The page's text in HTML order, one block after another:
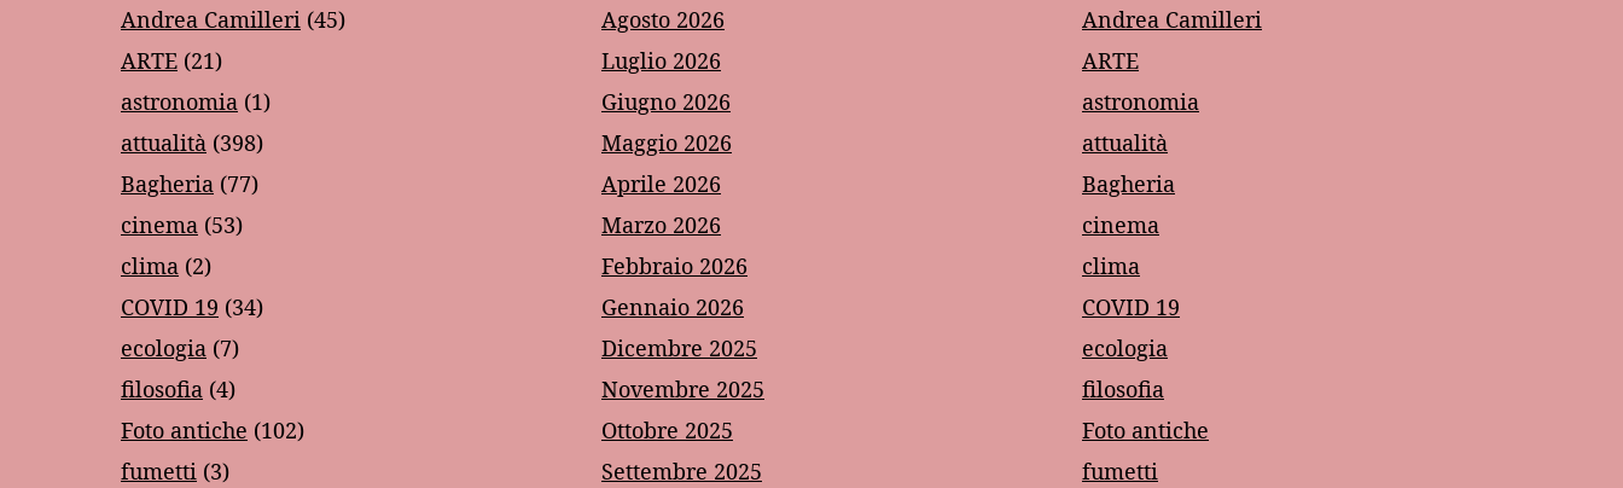
Andrea Camilleri (45)
ARTE (21)
astronomia (1)
attualità (398)
Bagheria (77)
cinema (53)
clima (2)
COVID 19 (34)
ecologia (7)
filosofia (4)
Foto antiche (102)
fumetti (3)
Agosto 2026
Luglio 2026
Giugno 2026
Maggio 2026
Aprile 2026
Marzo 2026
Febbraio 2026
Gennaio 2026
Dicembre 2025
Novembre 2025
Ottobre 2025
Settembre 2025
Andrea Camilleri
ARTE
astronomia
attualità
Bagheria
cinema
clima
COVID 19
ecologia
filosofia
Foto antiche
fumetti